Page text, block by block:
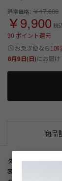
通常価格： ￥17,600
￥9,900 税
90 ポイント還元
お急ぎ便なら 10
8月9日(日)にお届け
商品
ダーバンオリジナ
表面はすっきりと